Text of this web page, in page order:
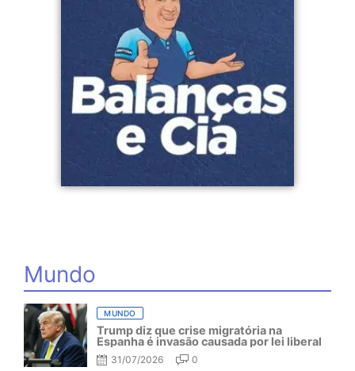
Mundo
MUNDO
Trump diz que crise migratória na
Espanha é invasão causada por lei liberal
31/07/2026 0